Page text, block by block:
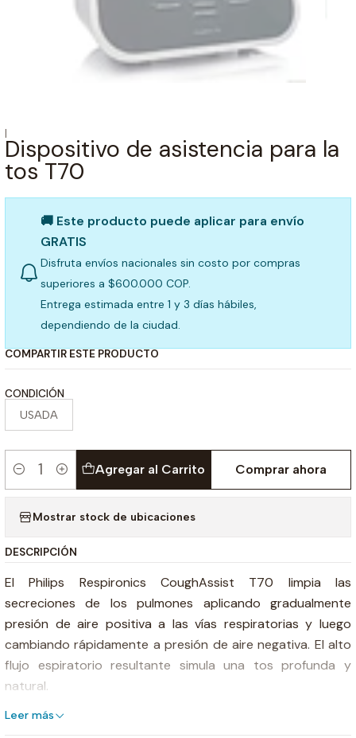
|
Dispositivo de asistencia para la
tos T70
🚚 Este producto puede aplicar para envío
GRATIS
Disfruta envíos nacionales sin costo por compras
superiores a $600.000 COP.
Entrega estimada entre 1 y 3 días hábiles,
dependiendo de la ciudad.
COMPARTIR ESTE PRODUCTO
CONDICIÓN
USADA
Cantidad
Agregar al Carrito Comprar ahora
Mostrar stock de ubicaciones
DESCRIPCIÓN
El Philips Respironics CoughAssist T70 limpia las
secreciones de los pulmones aplicando gradualmente
presión de aire positiva a las vías respiratorias y luego
cambiando rápidamente a presión de aire negativa. El alto
flujo espiratorio resultante simula una tos profunda y
natural.
Leer más